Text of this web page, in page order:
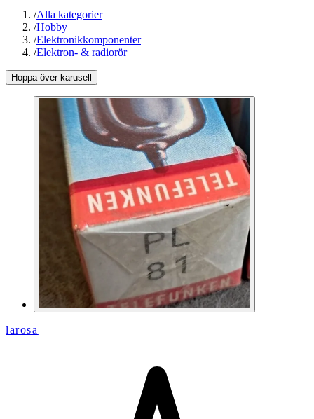
/Alla kategorier
/Hobby
/Elektronikkomponenter
/Elektron- & radiorör
Hoppa över karusell
larosa